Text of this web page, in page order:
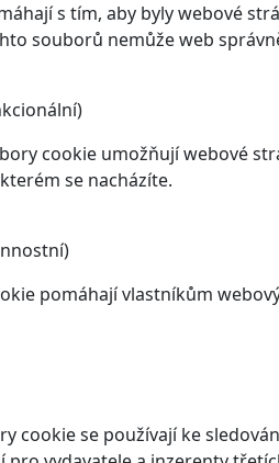
s tím, aby byly webové
souborů nemůže web
cookie umožňují webové
se nacházíte.
pomáhají vlastníkům
cookie se používají ke